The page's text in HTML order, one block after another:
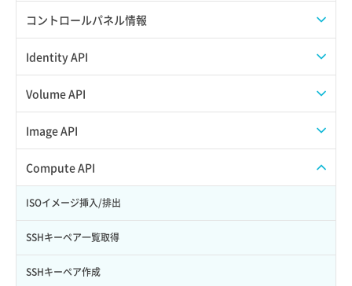
APIでAPIサブユーザーを作成する
APIでVPSにISOイメージを挿入する
APIでVPSを作成する
コントロールパネル情報
APIユーザーを作成する
API情報を確認する
Identity API
Credential一覧取得
Credential作成
Credential削除
Credential詳細取得
サブユーザーからロールを紐づけ解除
サブユーザーにロールを紐づけ
Volume API
スナップショット一覧取得
スナップショット作成
スナップショット削除
スナップショット復元
スナップショット詳細一覧取得
Image API
ISOイメージアップロード
ISOイメージ作成
イメージ一覧取得
イメージ保存使用量取得
Compute API
ISOイメージ挿入/排出
SSHキーペア一覧取得
SSHキーペア作成